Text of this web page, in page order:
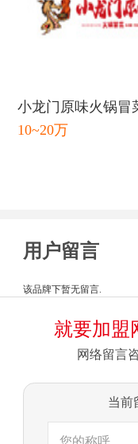
小龙门原味火锅冒
10~20万
用户留言
该品牌下暂无留言.
就要加盟
网络留言
当前